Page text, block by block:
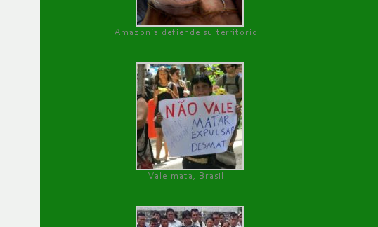
Amazonía defiende su territorio
Vale mata, Brasil